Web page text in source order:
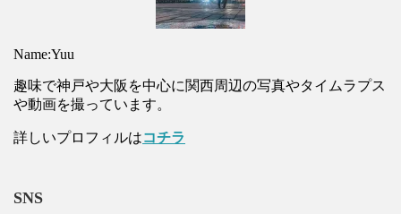
Name:Yuu
趣味で神戸や大阪を中心に関西周辺の写真やタイムラプス
や動画を撮っています。
詳しいプロフィルはコチラ
SNS